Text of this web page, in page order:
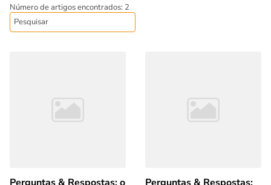
Número de artigos encontrados: 2